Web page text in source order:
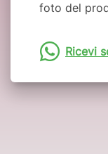
foto del
Ricevi